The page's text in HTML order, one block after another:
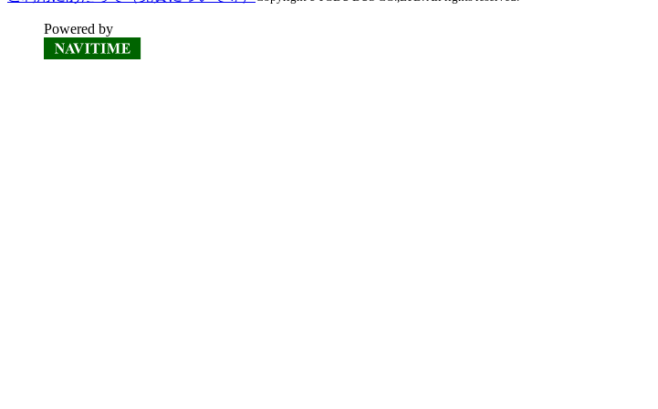
Powered by